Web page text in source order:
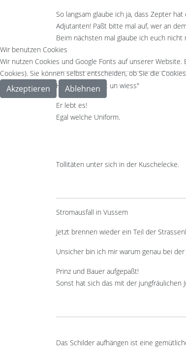
So langsam glaube ich ja, dass Zepter
Adjutanten! Paßt bitte mal auf, wer an
Beim nächsten mal glaube ich euch
Hauptsache "Rut un wiess"
Er lebt es!
Egal welche Uniform.
Tollitäten unter sich in der Kuschelecke.
Stromausfall in Vussem
Jetzt brennen wieder ein Teil der
Unsicher bin ich mir warum genau bei
Prinz und Bauer aufgepaßt!
Sonst hat sich das mit der jungfräulichen
Das Schilder aufhängen ist eine
Wir benutzen Cookies
Wir nutzen Cookies und Google Fonts auf unserer
Cookies). Sie können selbst entscheiden, ob Sie die
Akzeptieren Ablehnen